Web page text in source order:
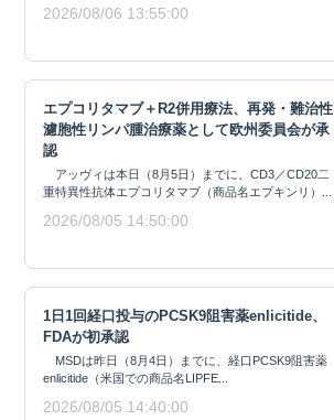
2026/08/06 13:55:00
エプコリタマブ＋R2併用療法、再発・難治性
濾胞性リンパ腫治療薬として欧州委員会が承
認
アッヴィは本日（8月5日）までに、CD3／CD20二
重特異性抗体エプコリタマブ（商品名エプキンリ）...
2026/08/05 14:50:00
1日1回経口投与のPCSK9阻害薬enlicitide、
FDAが初承認
MSDは昨日（8月4日）までに、経口PCSK9阻害薬
enlicitide（米国での商品名LIPFE...
2026/08/05 14:40:00